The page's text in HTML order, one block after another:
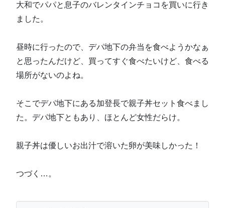
大和でパパと息子のバレンタインチョコを買いに行き
ました。
昼時に行ったので、デパ地下の弁当を食べようかなぁ
と思ったんだけど、買ってすぐ食べたいけど、食べる
場所がないのよね。
そこでデパ地下にある加登長で親子丼セット食べまし
た。デパ地下ともあり、ほとんど女性だらけ。
親子丼は優しいお出汁で溶いた卵が美味しかった！
つづく…。